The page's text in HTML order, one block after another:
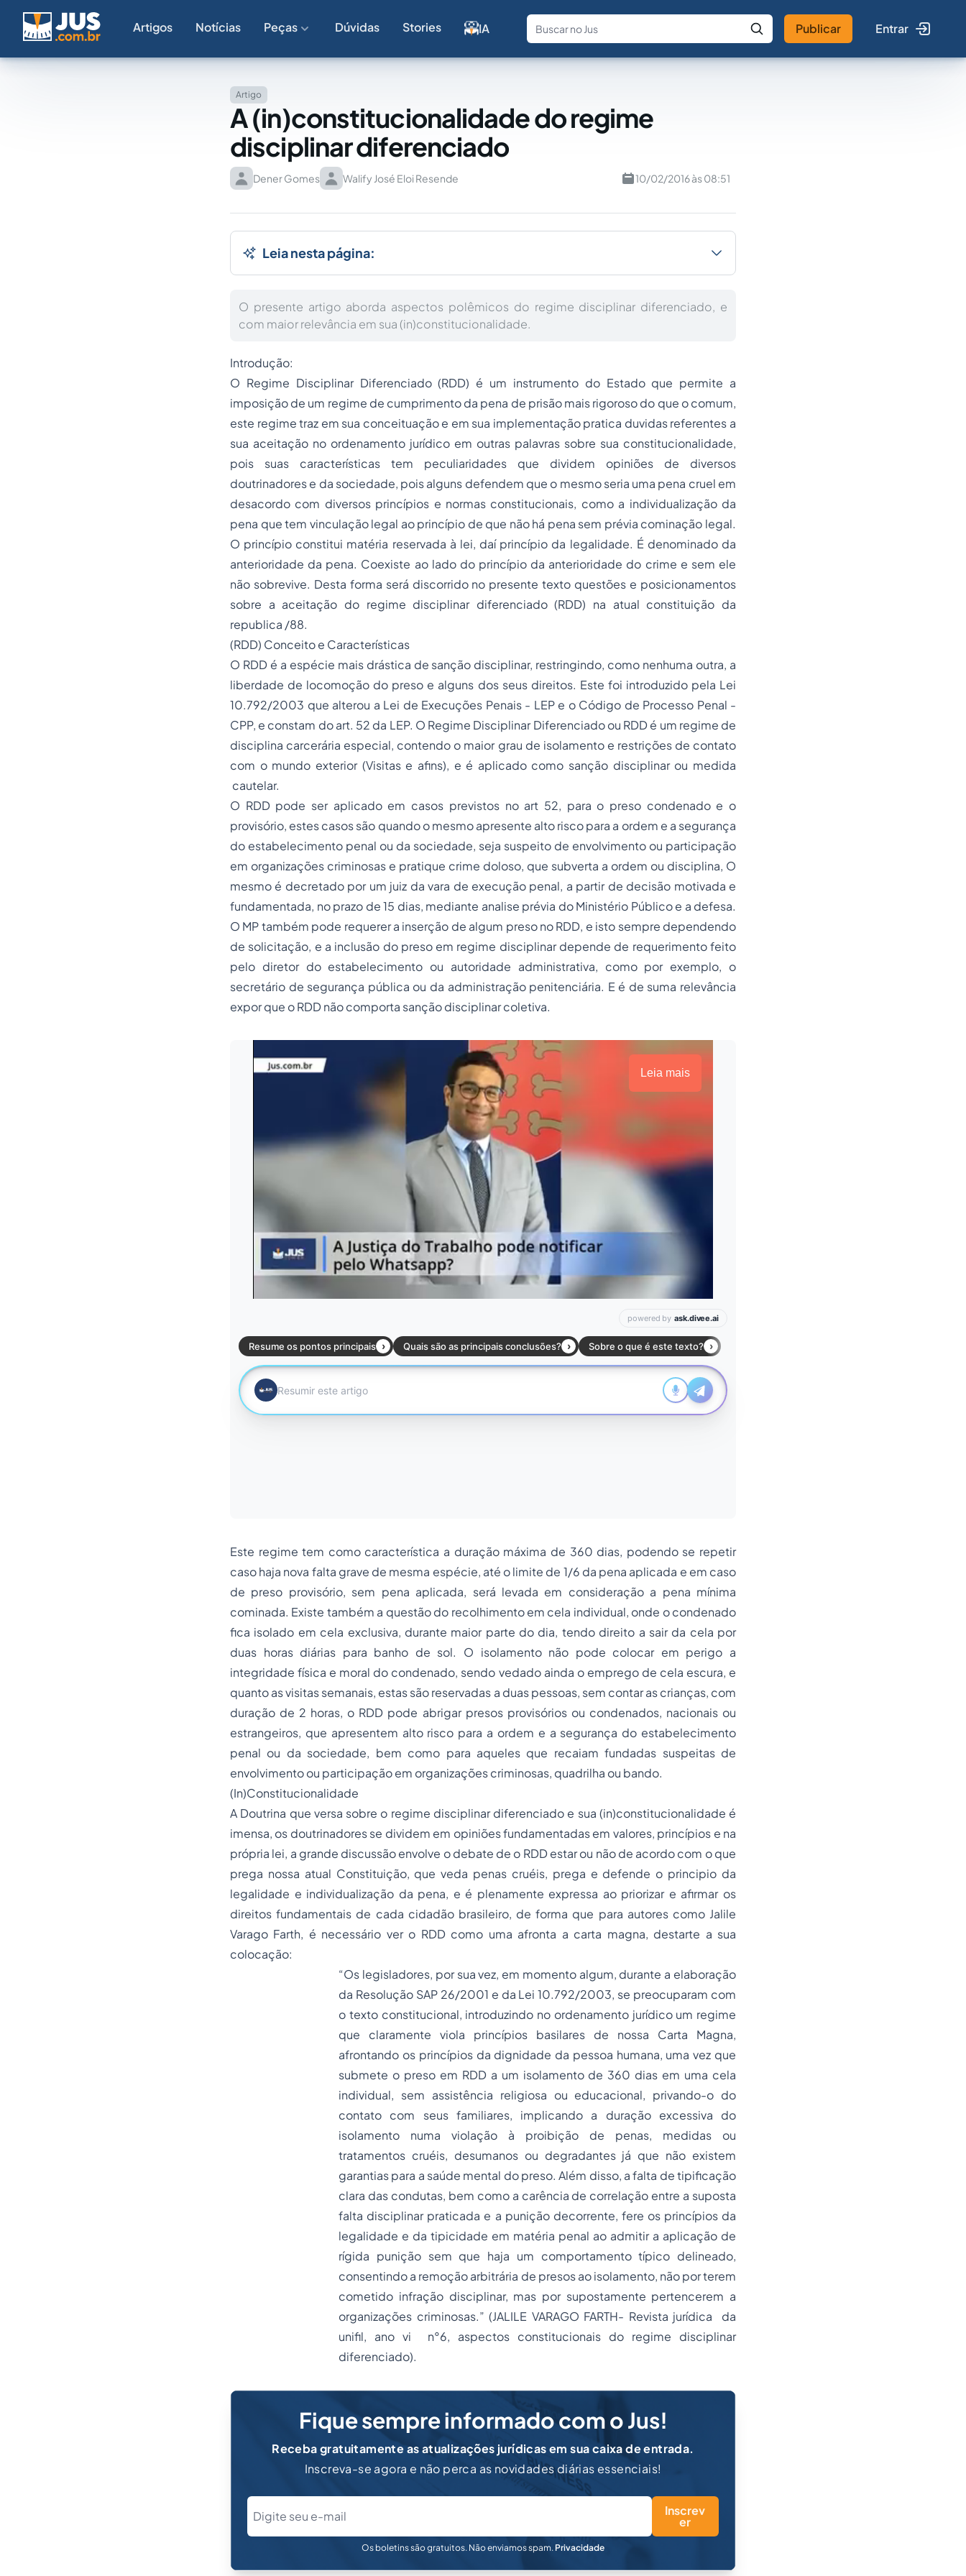
Artigos Notícias Peças Dúvidas Stories IA
Fale com a IA Buscar no Jus
Publicar Entrar
Artigo
A (in)constitucionalidade do regime
disciplinar diferenciado
Dener Gomes Walify José Eloi Resende 10/02/2016 às 08:51
Leia nesta página:
O presente artigo aborda aspectos polêmicos do regime disciplinar diferenciado, e
com maior relevância em sua (in)constitucionalidade.
Introdução:
O Regime Disciplinar Diferenciado (RDD) é um instrumento do Estado que permite a
imposição de um regime de cumprimento da pena de prisão mais rigoroso do que o comum,
este regime traz em sua conceituação e em sua implementação pratica duvidas referentes a
sua aceitação no ordenamento jurídico em outras palavras sobre sua constitucionalidade,
pois suas características tem peculiaridades que dividem opiniões de diversos
doutrinadores e da sociedade, pois alguns defendem que o mesmo seria uma pena cruel em
desacordo com diversos princípios e normas constitucionais, como a individualização da
pena que tem vinculação legal ao princípio de que não há pena sem prévia cominação legal.
O princípio constitui matéria reservada à lei, daí princípio da legalidade. É denominado da
anterioridade da pena. Coexiste ao lado do princípio da anterioridade do crime e sem ele
não sobrevive. Desta forma será discorrido no presente texto questões e posicionamentos
sobre a aceitação do regime disciplinar diferenciado (RDD) na atual constituição da
republica /88.
(RDD) Conceito e Características
O RDD é a espécie mais drástica de sanção disciplinar, restringindo, como nenhuma outra, a
liberdade de locomoção do preso e alguns dos seus direitos. Este foi introduzido pela Lei
10.792/2003 que alterou a Lei de Execuções Penais - LEP e o Código de Processo Penal -
CPP, e constam do art. 52 da LEP. O Regime Disciplinar Diferenciado ou RDD é um regime de
disciplina carcerária especial, contendo o maior grau de isolamento e restrições de contato
com o mundo exterior (Visitas e afins), e é aplicado como sanção disciplinar ou medida
cautelar.
O RDD pode ser aplicado em casos previstos no art 52, para o preso condenado e o
provisório, estes casos são quando o mesmo apresente alto risco para a ordem e a segurança
do estabelecimento penal ou da sociedade, seja suspeito de envolvimento ou participação
em organizações criminosas e pratique crime doloso, que subverta a ordem ou disciplina, O
mesmo é decretado por um juiz da vara de execução penal, a partir de decisão motivada e
fundamentada, no prazo de 15 dias, mediante analise prévia do Ministério Público e a defesa.
O MP também pode requerer a inserção de algum preso no RDD, e isto sempre dependendo
de solicitação, e a inclusão do preso em regime disciplinar depende de requerimento feito
pelo diretor do estabelecimento ou autoridade administrativa, como por exemplo, o
secretário de segurança pública ou da administração penitenciária. E é de suma relevância
expor que o RDD não comporta sanção disciplinar coletiva.
Leia mais
Este regime tem como característica a duração máxima de 360 dias, podendo se repetir
caso haja nova falta grave de mesma espécie, até o limite de 1/6 da pena aplicada e em caso
de preso provisório, sem pena aplicada, será levada em consideração a pena mínima
cominada. Existe também a questão do recolhimento em cela individual, onde o condenado
fica isolado em cela exclusiva, durante maior parte do dia, tendo direito a sair da cela por
duas horas diárias para banho de sol. O isolamento não pode colocar em perigo a
integridade física e moral do condenado, sendo vedado ainda o emprego de cela escura, e
quanto as visitas semanais, estas são reservadas a duas pessoas, sem contar as crianças, com
duração de 2 horas, o RDD pode abrigar presos provisórios ou condenados, nacionais ou
estrangeiros, que apresentem alto risco para a ordem e a segurança do estabelecimento
penal ou da sociedade, bem como para aqueles que recaiam fundadas suspeitas de
envolvimento ou participação em organizações criminosas, quadrilha ou bando.
(In)Constitucionalidade
A Doutrina que versa sobre o regime disciplinar diferenciado e sua (in)constitucionalidade é
imensa, os doutrinadores se dividem em opiniões fundamentadas em valores, princípios e na
própria lei, a grande discussão envolve o debate de o RDD estar ou não de acordo com o que
prega nossa atual Constituição, que veda penas cruéis, prega e defende o principio da
legalidade e individualização da pena, e é plenamente expressa ao priorizar e afirmar os
direitos fundamentais de cada cidadão brasileiro, de forma que para autores como Jalile
Varago Farth, é necessário ver o RDD como uma afronta a carta magna, destarte a sua
colocação:
“Os legisladores, por sua vez, em momento algum, durante a elaboração
da Resolução SAP 26/2001 e da Lei 10.792/2003, se preocuparam com
o texto constitucional, introduzindo no ordenamento jurídico um regime
que claramente viola princípios basilares de nossa Carta Magna,
afrontando os princípios da dignidade da pessoa humana, uma vez que
submete o preso em RDD a um isolamento de 360 dias em uma cela
individual, sem assistência religiosa ou educacional, privando-o do
contato com seus familiares, implicando a duração excessiva do
isolamento numa violação à proibição de penas, medidas ou
tratamentos cruéis, desumanos ou degradantes já que não existem
garantias para a saúde mental do preso. Além disso, a falta de tipiﬁcação
clara das condutas, bem como a carência de correlação entre a suposta
falta disciplinar praticada e a punição decorrente, fere os princípios da
legalidade e da tipicidade em matéria penal ao admitir a aplicação de
rígida punição sem que haja um comportamento típico delineado,
consentindo a remoção arbitrária de presos ao isolamento, não por terem
cometido infração disciplinar, mas por supostamente pertencerem a
organizações criminosas.” (JALILE VARAGO FARTH- Revista jurídica da
unifil, ano vi n°6, aspectos constitucionais do regime disciplinar
diferenciado).
Fique sempre informado com o Jus!
Receba gratuitamente as atualizações jurídicas em sua caixa de entrada.
Inscreva-se agora e não perca as novidades diárias essenciais!
Inscrev
er
Os boletins são gratuitos. Não enviamos spam. Privacidade